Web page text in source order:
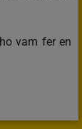
vam fer en